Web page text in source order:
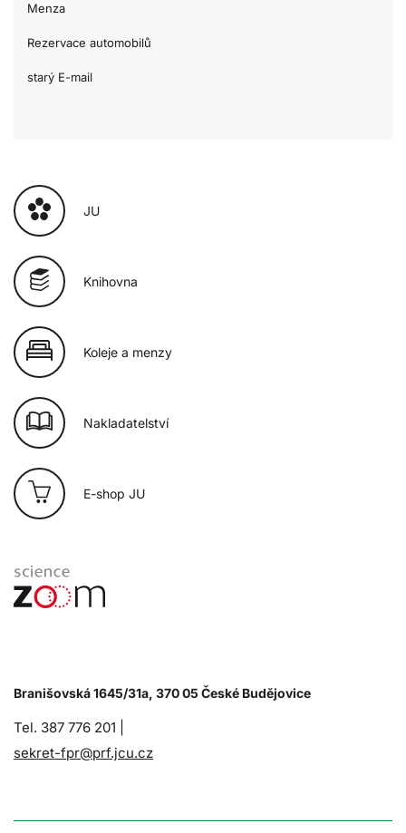
Menza
Rezervace automobilů
starý E-mail
JU
Knihovna
Koleje a menzy
Nakladatelství
E-shop JU
Branišovská 1645/31a, 370 05 České Budějovice
Tel. 387 776 201 |
sekret-fpr@prf.jcu.cz